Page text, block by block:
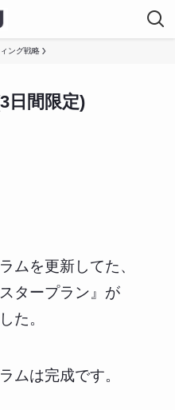
ング戦略
日間限定)
ムを更新してた、
タープラン』が
た。
ムは完成です。